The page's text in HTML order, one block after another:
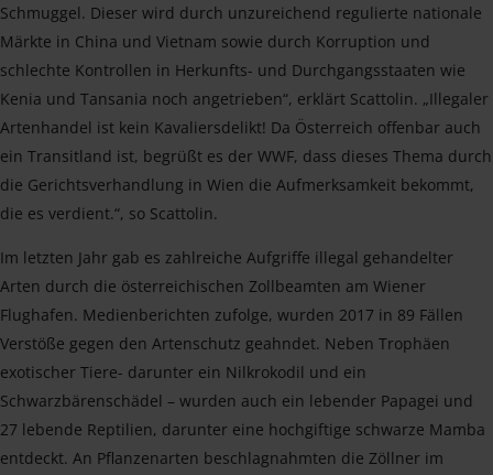
Schmuggel. Dieser wird durch unzureichend regulierte nationale
Märkte in China und Vietnam sowie durch Korruption und
schlechte Kontrollen in Herkunfts- und Durchgangsstaaten wie
Kenia und Tansania noch angetrieben“, erklärt Scattolin. „Illegaler
Artenhandel ist kein Kavaliersdelikt! Da Österreich offenbar auch
ein Transitland ist, begrüßt es der WWF, dass dieses Thema durch
die Gerichtsverhandlung in Wien die Aufmerksamkeit bekommt,
die es verdient.“, so Scattolin.
Im letzten Jahr gab es zahlreiche Aufgriffe illegal gehandelter
Arten durch die österreichischen Zollbeamten am Wiener
Flughafen. Medienberichten zufolge, wurden 2017 in 89 Fällen
Verstöße gegen den Artenschutz geahndet. Neben Trophäen
exotischer Tiere- darunter ein Nilkrokodil und ein
Schwarzbärenschädel – wurden auch ein lebender Papagei und
27 lebende Reptilien, darunter eine hochgiftige schwarze Mamba
entdeckt. An Pflanzenarten beschlagnahmten die Zöllner im